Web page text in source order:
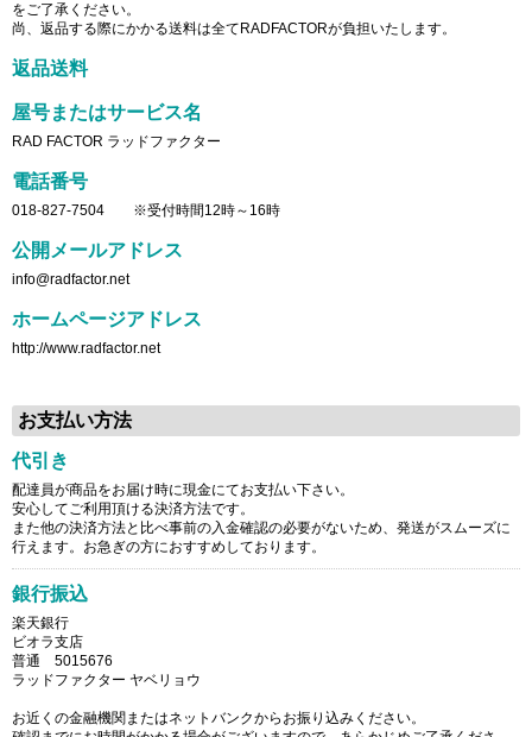
をご了承ください。
尚、返品する際にかかる送料は全てRADFACTORが負担いたします。
返品送料
屋号またはサービス名
RAD FACTOR ラッドファクター
電話番号
018-827-7504 ※受付時間12時～16時
公開メールアドレス
info@radfactor.net
ホームページアドレス
http://www.radfactor.net
お支払い方法
代引き
配達員が商品をお届け時に現金にてお支払い下さい。
安心してご利用頂ける決済方法です。
また他の決済方法と比べ事前の入金確認の必要がないため、発送がスムーズに
行えます。お急ぎの方におすすめしております。
銀行振込
楽天銀行
ビオラ支店
普通 5015676
ラッドファクター ヤベリョウ
お近くの金融機関またはネットバンクからお振り込みください。